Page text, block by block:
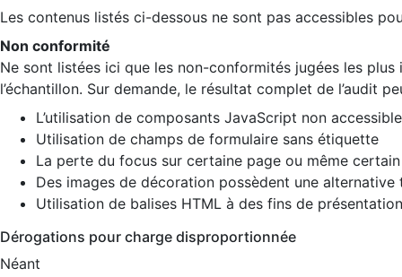
Les contenus listés ci-dessous ne sont pas accessibles
Non conformité
Ne sont listées ici que les non-conformités jugées les
l’échantillon. Sur demande, le résultat complet de l’audit
L’utilisation de composants JavaScript non
Utilisation de champs de formulaire sans étiquette
La perte du focus sur certaine page ou même
Des images de décoration possèdent une alternative
Utilisation de balises HTML à des fins de
Dérogations pour charge disproportionnée
Néant